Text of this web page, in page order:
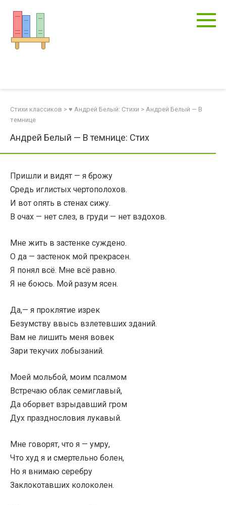
контенту
Стихи классиков > ♥ Андрей Белый: Стихи > Андрей Белый — В
темнице
Андрей Белый — В темнице: Стих
Пришли и видят — я брожу
Средь иглистых чертополохов.
И вот опять в стенах сижу.
В очах — нет слез, в груди — нет вздохов.
Мне жить в застенке суждено.
О да — застенок мой прекрасен.
Я понял всё. Мне всё равно.
Я не боюсь. Мой разум ясен.
Да,— я проклятие изрек
Безумству ввысь взлетевших зданий.
Вам не лишить меня вовек
Зари текучих лобызаний.
Моей мольбой, моим псалмом
Встречаю облак семиглавый,
Да оборвет взрыдавший гром
Дух празднословия лукавый.
Мне говорят, что я — умру,
Что худ я и смертельно болен,
Но я внимаю серебру
Заклокотавших колоколен.